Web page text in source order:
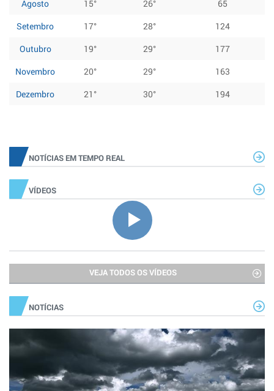
Agosto
15° 26°
65
Setembro
17° 28°
124
Outubro
19° 29°
177
Novembro
20° 29°
163
Dezembro
21° 30° 194
NOTÍCIAS EM TEMPO REAL
VÍDEOS
VEJA TODOS OS VÍDEOS
NOTÍCIAS